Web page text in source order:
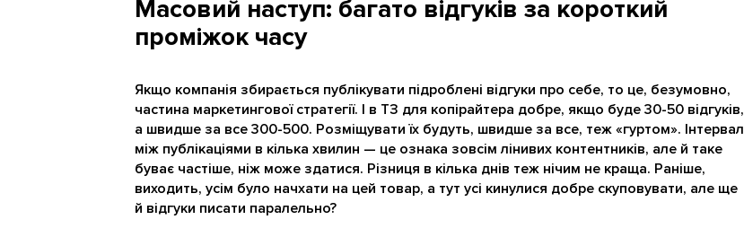
Масовий наступ: багато відгуків за короткий
проміжок часу
Якщо компанія збирається публікувати підроблені відгуки про себе, то це, безумовно,
частина маркетингової стратегії. І в ТЗ для копірайтера добре, якщо буде 30-50 відгуків,
а швидше за все 300-500. Розміщувати їх будуть, швидше за все, теж «гуртом». Інтервал
між публікаціями в кілька хвилин — це ознака зовсім лінивих контентників, але й таке
буває частіше, ніж може здатися. Різниця в кілька днів теж нічим не краща. Раніше,
виходить, усім було начхати на цей товар, а тут усі кинулися добре скуповувати, але ще
й відгуки писати паралельно?